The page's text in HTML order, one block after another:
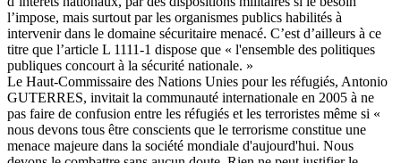
l’impose, mais surtout par les organismes publics habilités à
intervenir dans le domaine sécuritaire menacé. C’est d’ailleurs à ce
titre que l’article L 1111-1 dispose que « l'ensemble des politiques
publiques concourt à la sécurité nationale. »
Le Haut-Commissaire des Nations Unies pour les réfugiés, Antonio
GUTERRES, invitait la communauté internationale en 2005 à ne
pas faire de confusion entre les réfugiés et les terroristes même si «
nous devons tous être conscients que le terrorisme constitue une
menace majeure dans la société mondiale d'aujourd'hui. Nous